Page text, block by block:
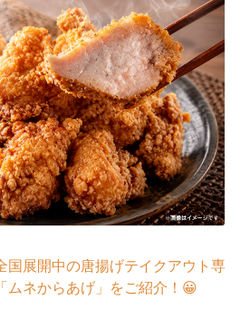
国展開中の唐揚げテイクアウト専
ムネからあげ」をご紹介！😀